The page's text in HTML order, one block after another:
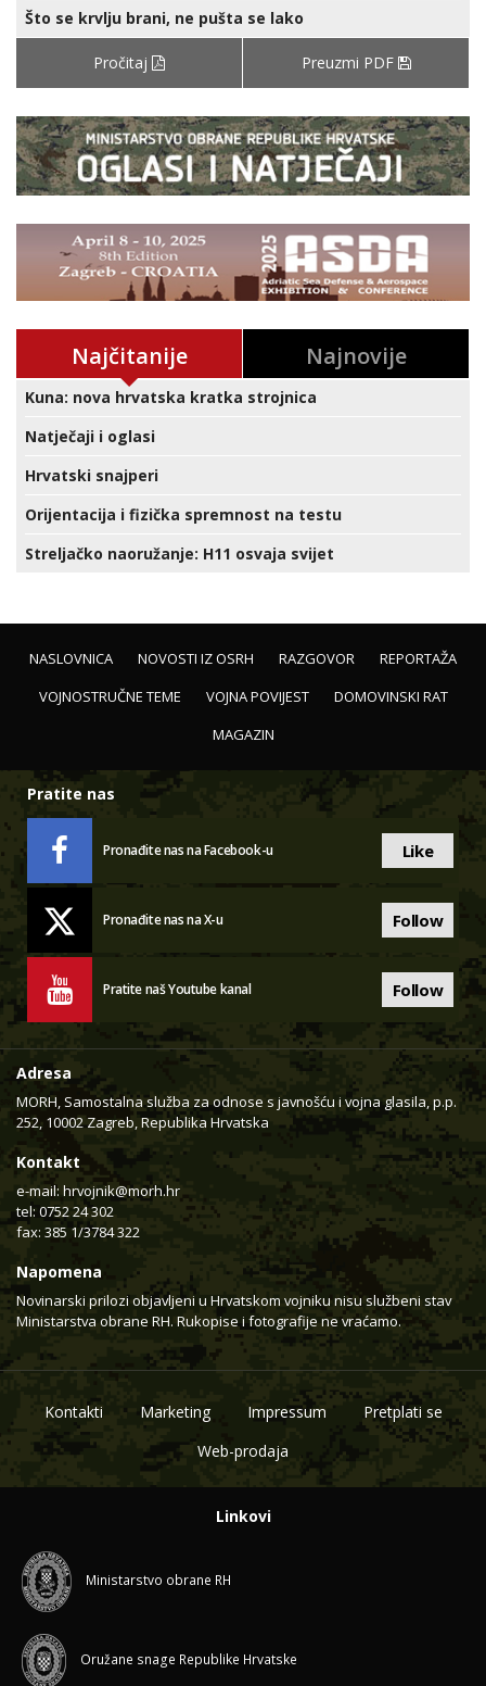
Što se krvlju brani, ne pušta se lako
Pročitaj Preuzmi PDF
Najčitanije Najnovije
Kuna: nova hrvatska kratka strojnica
Natječaji i oglasi
Hrvatski snajperi
Orijentacija i fizička spremnost na testu
Streljačko naoružanje: H11 osvaja svijet
NASLOVNICA NOVOSTI IZ OSRH RAZGOVOR
REPORTAŽA
VOJNOSTRUČNE TEME
VOJNA POVIJEST
DOMOVINSKI RAT
MAGAZIN
Pratite nas
Pronađite nas na Facebook-u Like
Pronađite nas na X-u Follow
Pratite naš Youtube kanal Follow
Adresa
MORH, Samostalna služba za odnose s javnošću i vojna glasila, p.p.
252, 10002 Zagreb, Republika Hrvatska
Kontakt
e-mail: hrvojnik@morh.hr
tel: 0752 24 302
fax: 385 1/3784 322
Napomena
Novinarski prilozi objavljeni u Hrvatskom vojniku nisu službeni stav
Ministarstva obrane RH. Rukopise i fotografije ne vraćamo.
Kontakti Marketing Impressum
Pretplati se
Web-prodaja
Linkovi
Ministarstvo obrane RH
Oružane snage Republike Hrvatske